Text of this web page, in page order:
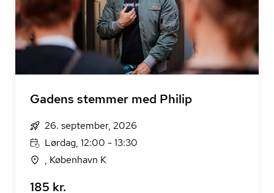
Gadens stemmer med Philip
26. september, 2026
Lørdag, 12:00 - 13:30
, København K
185 kr.